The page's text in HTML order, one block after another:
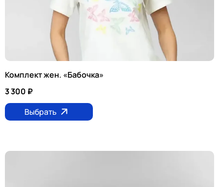
Комплект жен. «Бабочка»
3 300 ₽
Выбрать